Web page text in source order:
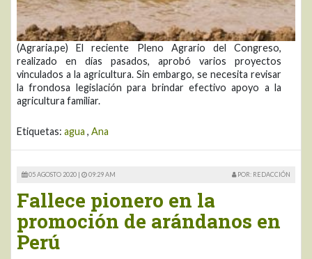
(Agraria.pe) El reciente Pleno Agrario del Congreso,
realizado en días pasados, aprobó varios proyectos
vinculados a la agricultura. Sin embargo, se necesita revisar
la frondosa legislación para brindar efectivo apoyo a la
agricultura familiar.
Etiquetas: agua , Ana
05 AGOSTO 2020 | 09:29 AM POR: REDACCIÓN
Fallece pionero en la
promoción de arándanos en
Perú